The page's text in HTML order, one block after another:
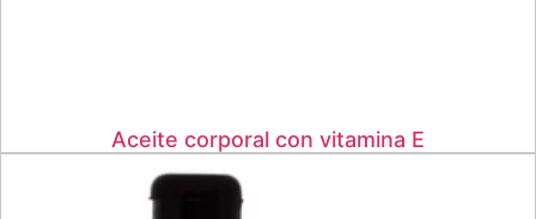
Aceite corporal con vitamina E